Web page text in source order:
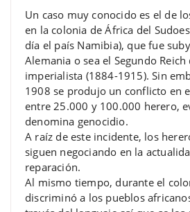
Un caso muy conocido es el de
en la colonia de África del
día el país Namibia), que fue
Alemania o sea el Segundo
imperialista (1884-1915). Sin
1908 se produjo un conflicto en
entre 25.000 y 100.000 herero,
denomina genocidio.
A raíz de este incidente, los
siguen negociando en la
reparación.
Al mismo tiempo, durante el
discriminó a los pueblos